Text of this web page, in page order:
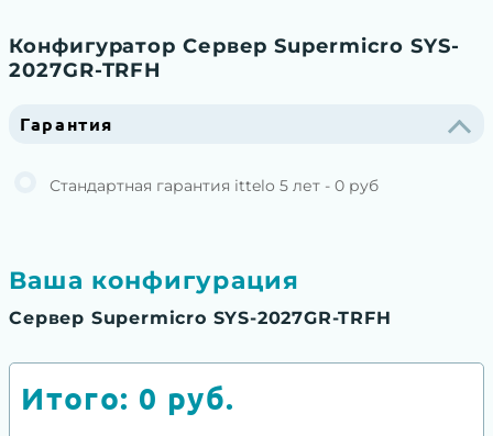
Конфигуратор Сервер Supermicro SYS-
2027GR-TRFH
Гарантия
Стандартная гарантия ittelo 5 лет - 0 руб
Ваша конфигурация
Сервер Supermicro SYS-2027GR-TRFH
Итого: 0 руб.